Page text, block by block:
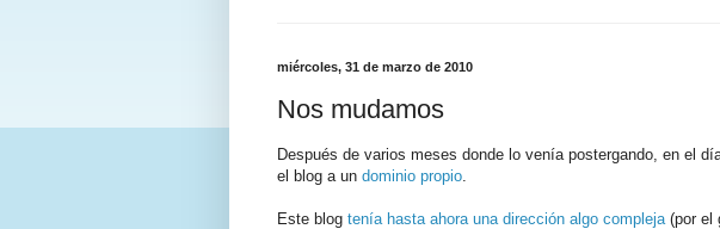
miércoles, 31 de marzo de 2010
Nos mudamos
Después de varios meses donde lo venía postergando, en el
el blog a un dominio propio
Este blog tenía hasta ahora una dirección algo compleja (por el